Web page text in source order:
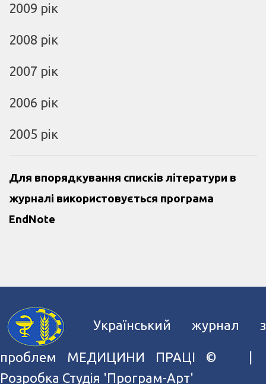
2009 рік
2008 рік
2007 рік
2006 рік
2005 рік
Для впорядкування списків літератури в
журналі використовується програма
EndNote
Український журнал з
проблем МЕДИЦИНИ ПРАЦІ ©
Розробка Студія 'Програм-Арт'